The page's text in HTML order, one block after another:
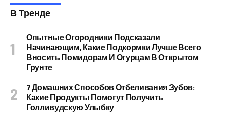
В Тренде
Опытные Огородники Подсказали
Начинающим, Какие Подкормки Лучше Всего
Вносить Помидорам И Огурцам В Открытом
Грунте
7 Домашних Способов Отбеливания Зубов:
Какие Продукты Помогут Получить
Голливудскую Улыбку